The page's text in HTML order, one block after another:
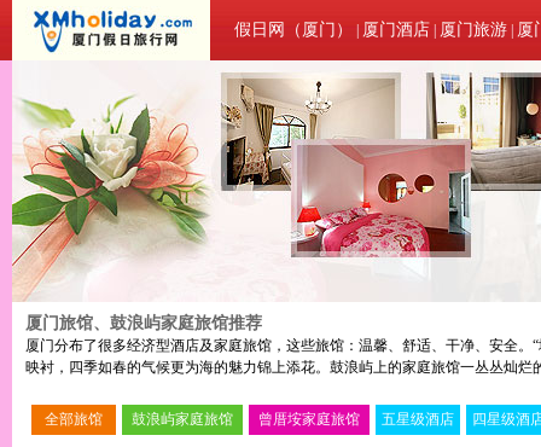
假日网（厦门） 厦门酒店 厦门旅游 厦
厦门旅馆、鼓浪屿家庭旅馆推荐
厦门分布了很多经济型酒店及家庭旅馆，这些旅馆：温馨、舒适、干净、安全
映衬，四季如春的气候更为海的魅力锦上添花。鼓浪屿上的家庭旅馆一丛丛灿
全部旅馆 鼓浪屿家庭旅馆 曾厝垵家庭旅馆 五星级酒店 四星级酒